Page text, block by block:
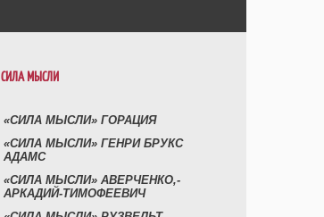
СИЛА МЫСЛИ
«СИЛА МЫСЛИ» ГОРАЦИЯ
«СИЛА МЫСЛИ» ГЕНРИ БРУКС
АДАМС
«СИЛА МЫСЛИ» АВЕРЧЕНКО,-
АРКАДИЙ-ТИМОФЕЕВИЧ